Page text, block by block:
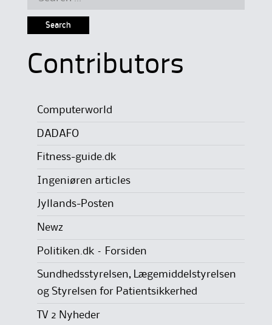
Contributors
Computerworld
DADAFO
Fitness-guide.dk
Ingeniøren articles
Jyllands-Posten
Newz
Politiken.dk – Forsiden
Sundhedsstyrelsen, Lægemiddelstyrelsen
og Styrelsen for Patientsikkerhed
TV 2 Nyheder